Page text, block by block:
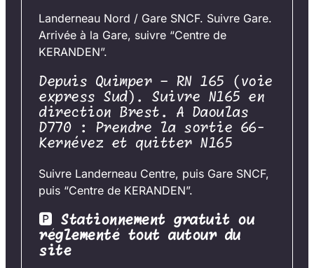
Landerneau Nord / Gare SNCF. Suivre Gare.
Arrivée à la Gare, suivre “Centre de
KERANDEN”.
Depuis Quimper – RN 165 (voie
express Sud). Suivre N165 en
direction Brest. A Daoulas
D770 : Prendre la sortie 66-
Kernévez et quitter N165
Suivre Landerneau Centre, puis Gare SNCF,
puis “Centre de KERANDEN”.
🅿 Stationnement gratuit ou
réglementé tout autour du
site